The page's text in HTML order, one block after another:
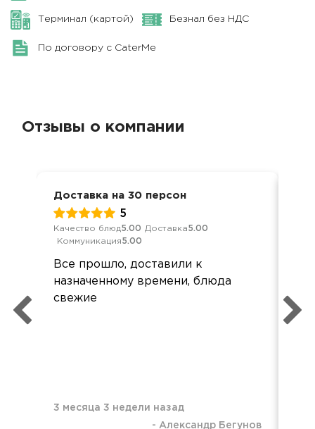
Терминал (картой) Безнал без НДС
По договору с CaterMe
Отзывы о компании
Доставка на 30 персон
5
Качество блюд5.00 Доставка5.00
Коммуникация5.00
Все прошло, доставили к
назначенному времени, блюда
свежие
3 месяца 3 недели назад
- Александр Бегунов